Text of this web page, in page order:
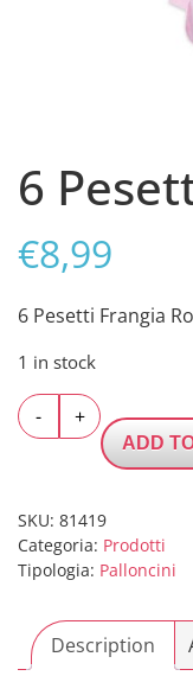
6
€8,99
6 Pesetti Frangia
1 in stock
-
Pesetti
Frangia
quantity
+
ADD
SKU: 81419
Categoria: Prodotti
Tipologia: Palloncini
Description